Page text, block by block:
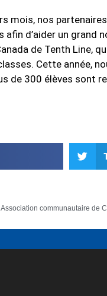
mois, nos
d’aider un grand
de Tenth Line,
Cette année,
de 300 élèves sont
communautaire de